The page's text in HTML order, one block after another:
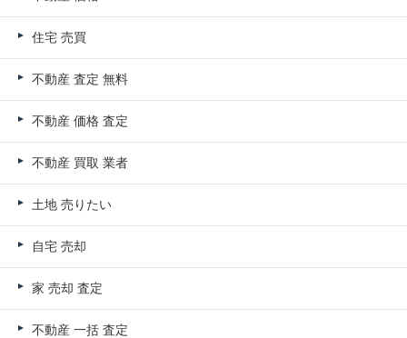
住宅 売買
不動産 査定 無料
不動産 価格 査定
不動産 買取 業者
土地 売りたい
自宅 売却
家 売却 査定
不動産 一括 査定